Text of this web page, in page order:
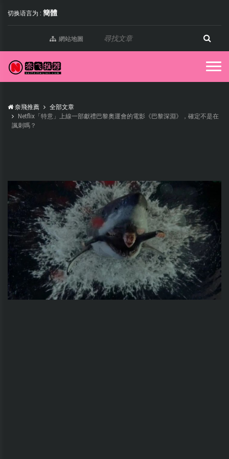
切换语言为 : 簡體
網站地圖
奈飛推薦
全部文章
Netflix「特意」上線一部獻禮巴黎奧運會的電影《巴黎深淵》，確定不是在
諷刺嗎？